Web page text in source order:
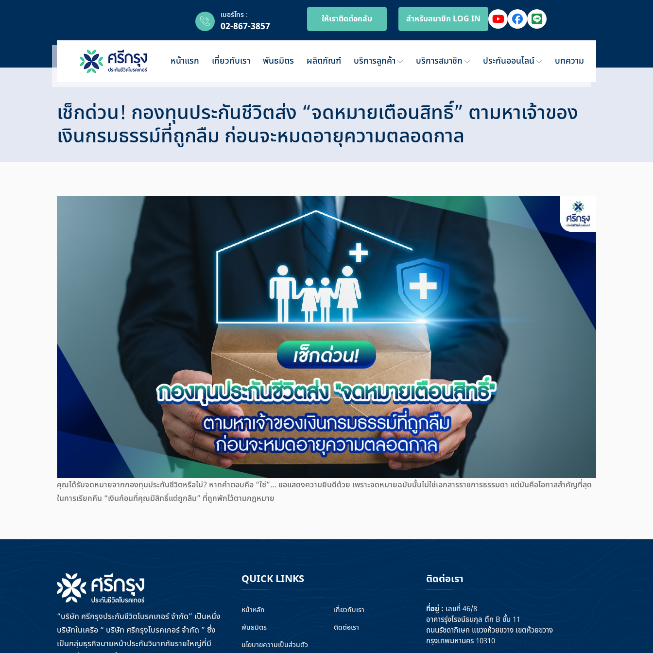
เบอร์โทร :
02-867-3857
ให้เราติดต่อกลับ สำหรับสมาชิก LOG IN
หน้าแรก เกี่ยวกับเรา พันธมิตร ผลิตภัณฑ์ บริการลูกค้า บริการสมาชิก ประกันออนไลน์ บทความ
เช็กด่วน! กองทุนประกันชีวิตส่ง “จดหมายเตือนสิทธิ์” ตามหาเจ้าของ
เงินกรมธรรม์ที่ถูกลืม ก่อนจะหมดอายุความตลอดกาล
คุณได้รับจดหมายจากกองทุนประกันชีวิตหรือไม่? หากคำตอบคือ “ใช่”… ขอแสดงความยินดีด้วย เพราะจดหมายฉบับนั้นไม่ใช่เอกสารราชการธรรมดา แต่มันคือโอกาสสำคัญที่สุด
ในการเรียกคืน “เงินก้อนที่คุณมีสิทธิ์แต่ถูกลืม” ที่ถูกพักไว้ตามกฎหมาย
“บริษัท ศรีกรุงประกันชีวิตโบรคเกอร์ จำกัด” เป็นหนึ่ง
บริษัทในเครือ “ บริษัท ศรีกรุงโบรคเกอร์ จำกัด ” ซึ่ง
เป็นกลุ่มธุรกิจนายหน้าประกันวินาศภัยรายใหญ่ที่มี
QUICK LINKS
หน้าหลัก
เกี่ยวกับเรา
พันธมิตร
ติดต่อเรา
นโยบายความเป็นส่วนตัว
ติดต่อเรา
ที่อยู่ : เลขที่ 46/8
อาคารรุ่งโรจน์ธนกุล ตึก B ชั้น 11
ถนนรัชดาภิเษก แขวงห้วยขวาง เขตห้วยขวาง
กรุงเทพมหานคร 10310